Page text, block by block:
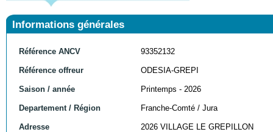
Informations générales
Référence ANCV 93352132
Référence offreur ODESIA-GREPI
Saison / année Printemps - 2026
Departement / Région Franche-Comté / Jura
Adresse
2026 VILLAGE LE GREPILLON